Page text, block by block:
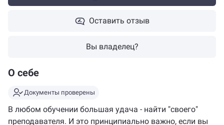
Оставить отзыв
Вы владелец?
О себе
Документы проверены
В любом обучении большая удача - найти "своего"
преподавателя. И это принципиально важно, если вы